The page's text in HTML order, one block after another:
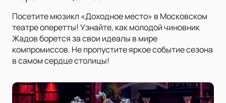
Посетите мюзикл «Доходное место» в Московском
театре оперетты! Узнайте, как молодой чиновник
Жадов борется за свои идеалы в мире
компромиссов. Не пропустите яркое событие сезона
в самом сердце столицы!